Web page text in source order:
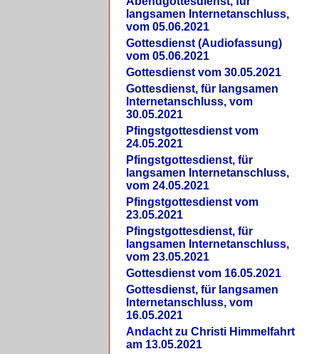
langsamen Internetanschluss,
vom 05.06.2021
Gottesdienst (Audiofassung)
vom 05.06.2021
Gottesdienst vom 30.05.2021
Gottesdienst, für langsamen
Internetanschluss, vom
30.05.2021
Pfingstgottesdienst vom
24.05.2021
Pfingstgottesdienst, für
langsamen Internetanschluss,
vom 24.05.2021
Pfingstgottesdienst vom
23.05.2021
Pfingstgottesdienst, für
langsamen Internetanschluss,
vom 23.05.2021
Gottesdienst vom 16.05.2021
Gottesdienst, für langsamen
Internetanschluss, vom
16.05.2021
Andacht zu Christi Himmelfahrt
am 13.05.2021